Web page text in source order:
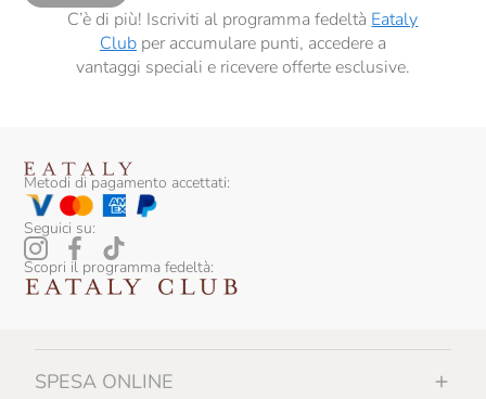
C’è di più! Iscriviti al programma fedeltà Eataly
Clubper accumulare punti, accedere a
vantaggi speciali e ricevere offerte esclusive.
Metodi di pagamento accettati:
Seguici su:
Scopri il programma fedeltà:
SPESA ONLINE